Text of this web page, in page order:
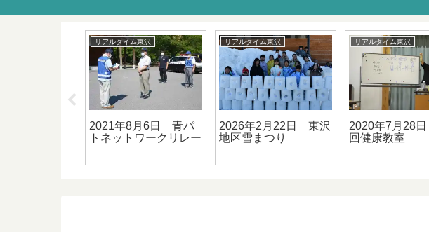
リアルタイム東沢
2021年8月6日 青パ
トネットワークリレー
リアルタイム東沢
2026年2月22日 東沢
地区雪まつり
リアルタイム東沢
2020年7月28
回健康教室